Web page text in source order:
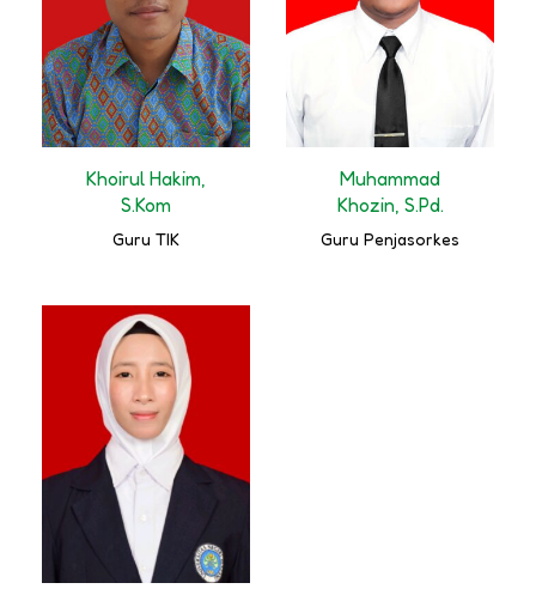
Khoirul Hakim,
S.Kom
Guru TIK
Muhammad
Khozin, S.Pd.
Guru Penjasorkes